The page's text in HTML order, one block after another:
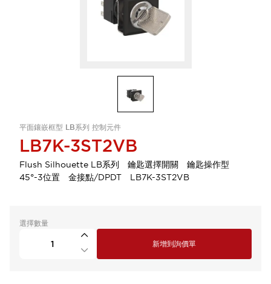
平面鑲嵌框型 LB系列 控制元件
LB7K-3ST2VB
Flush Silhouette LB系列 鑰匙選擇開關 鑰匙操作型
45°-3位置 金接點/DPDT LB7K-3ST2VB
選擇數量
新增到詢價單